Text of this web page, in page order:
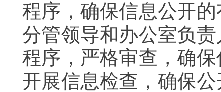
程序，确保信息公开
分管领导和办公室负
程序，严格审查，确
开展信息检查，确保